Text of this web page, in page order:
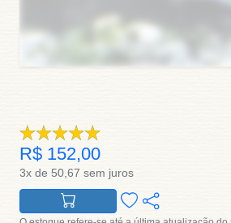
R$ 152,00
3x de 50,67 sem juros